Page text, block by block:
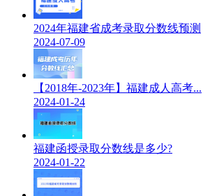
2024年福建省成考录取分数线预测
2024-07-09
【2018年-2023年】福建成人高考...
2024-01-24
福建函授录取分数线是多少?
2024-01-22